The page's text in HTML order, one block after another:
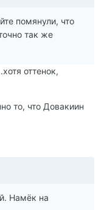
помянули, что
так же
оттенок,
то, что Довакиин
Намёк на